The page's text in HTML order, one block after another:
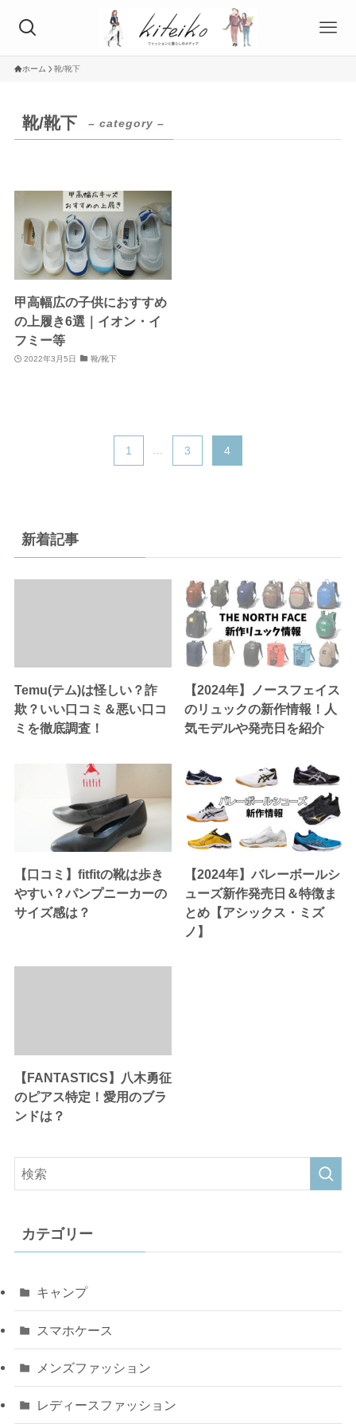
ホーム 靴/靴下
靴/靴下 – category –
甲高幅広の子供におすすめ
の上履き6選｜イオン・イ
フミー等
2022年3月5日 靴/靴下
1 3 4
新着記事
Temu(テム)は怪しい？詐
欺？いい口コミ＆悪い口コ
ミを徹底調査！
【2024年】ノースフェイス
のリュックの新作情報！人
気モデルや発売日を紹介
【口コミ】fitfitの靴は歩き
やすい？パンプニーカーの
サイズ感は？
【2024年】バレーボールシ
ューズ新作発売日＆特徴ま
とめ【アシックス・ミズ
ノ】
【FANTASTICS】八木勇征
のピアス特定！愛用のブラ
ンドは？
カテゴリー
キャンプ
スマホケース
メンズファッション
レディースファッション